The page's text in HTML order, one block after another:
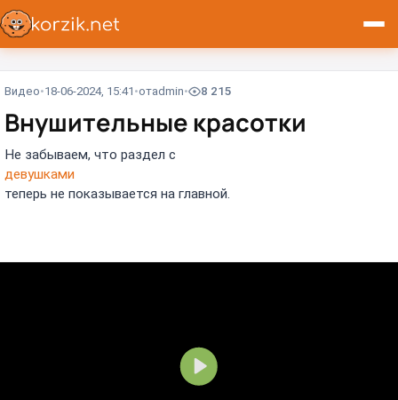
Видео 18-06-2024, 15:41 отadmin 8 215
Внушительные красотки⁠⁠
Не забываем, что раздел с
девушками
теперь не показывается на главной.
В